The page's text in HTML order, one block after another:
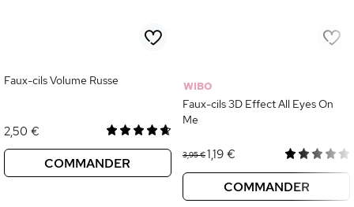
Faux-cils Volume Russe
2,50 €
COMMANDER
WIBO
Faux-cils 3D Effect All Eyes On
Me
3,95 €1,19 €
COMMANDER